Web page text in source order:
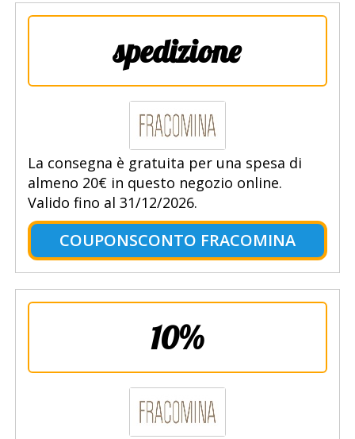
spedizione
La consegna è gratuita per una spesa di
almeno 20€ in questo negozio online.
Valido fino al 31/12/2026.
COUPONSCONTO FRACOMINA
10%